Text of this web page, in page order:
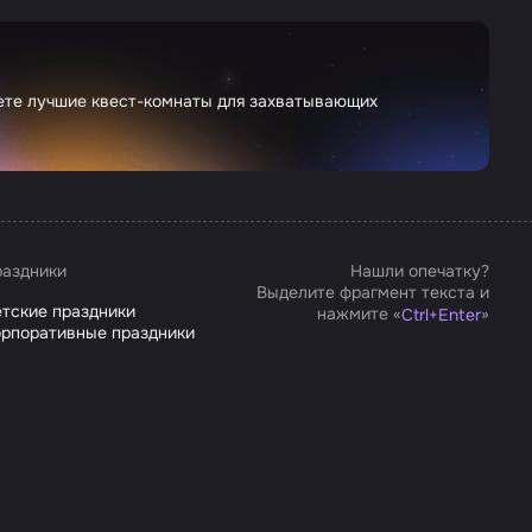
лучшие квест-комнаты для захватывающих
праздники
праздники
Нашли опечатку?
Выделите фрагмент текста и
нажмите «Ctrl+Enter»